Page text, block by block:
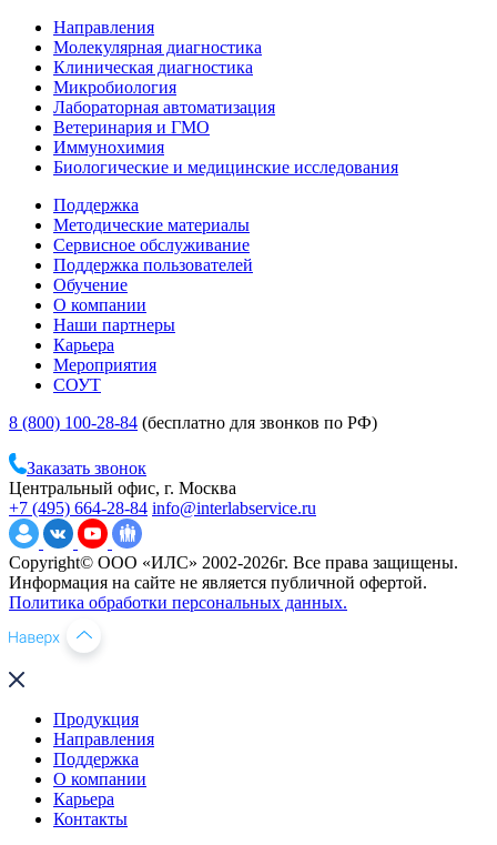
Направления
Молекулярная диагностика
Клиническая диагностика
Микробиология
Лабораторная автоматизация
Ветеринария и ГМО
Иммунохимия
Биологические и медицинские исследования
Поддержка
Методические материалы
Сервисное обслуживание
Поддержка пользователей
Обучение
О компании
Наши партнеры
Карьера
Мероприятия
СОУТ
8 (800) 100-28-84 (бесплатно для звонков по РФ)
Заказать звонок
Центральный офис, г. Москва
+7 (495) 664-28-84 info@interlabservice.ru
Copyright© ООО «ИЛС» 2002-2026г. Все права защищены.
Информация на сайте не является публичной офертой.
Политика обработки персональных данных.
Продукция
Направления
Поддержка
О компании
Карьера
Контакты